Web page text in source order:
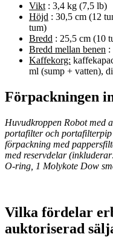
Vikt : 3,4 kg (7,5 lb)
Höjd : 30,5 cm (12
tum)
Bredd : 25,5 cm (10
Bredd mellan benen :
Kaffekorg:
ml (sump + vatten),
Förpackningen
Huvudkroppen Robot med
portafilter och portafilterpip
förpackning med
med reservdelar
O-ring, 1 Molykote Dow
Vilka fördelar
auktoriserad